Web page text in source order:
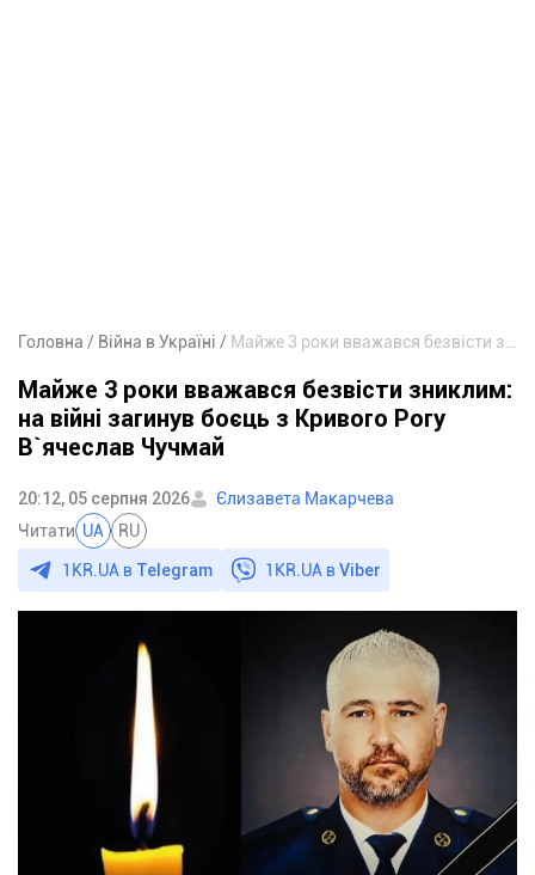
Головна Війна в Україні
Майже 3 роки вважався безвісти зниклим:
на війні загинув боєць з Кривого Рогу
В`ячеслав Чучмай
20:12, 05 серпня 2026
Єлизавета Макарчева
Читати UA RU
1KR.UA в Telegram 1KR.UA вViber